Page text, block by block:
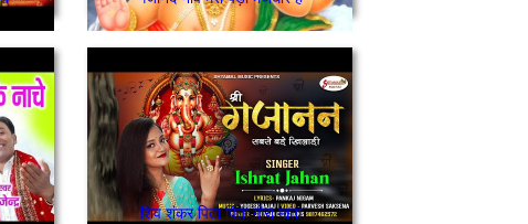
शिव शंकर पिता पिता गोरा माता